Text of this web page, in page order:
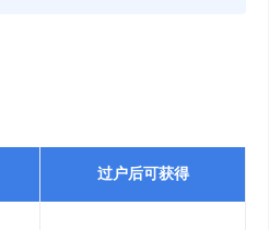
过户后可获得